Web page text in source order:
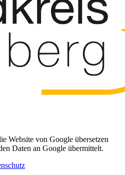
Website von Google übersetzen
Daten an Google übermittelt.